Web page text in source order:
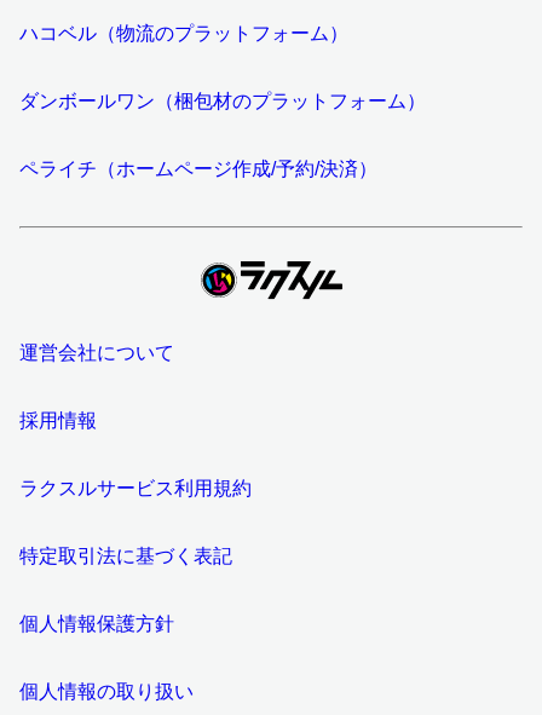
ハコベル（物流のプラットフォーム）
ダンボールワン（梱包材のプラットフォーム）
ペライチ（ホームページ作成/予約/決済）
運営会社について
採用情報
ラクスルサービス利用規約
特定取引法に基づく表記
個人情報保護方針
個人情報の取り扱い